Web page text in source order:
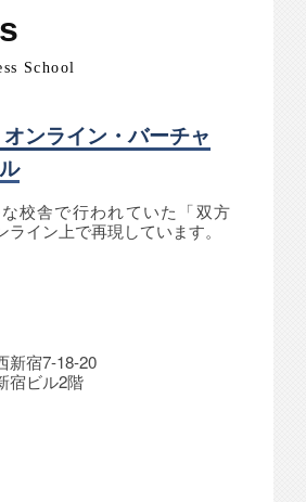
School
ンライン・バーチャ
校舎で行われていた「双方
ライン上で再現しています。
新宿7-18-20
宿ビル2階